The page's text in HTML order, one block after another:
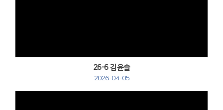
26-6 김윤슬
2026-04-05